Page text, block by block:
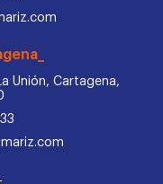
Unión, Cartagena,